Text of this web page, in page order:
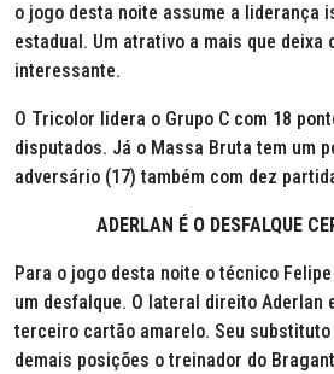
o jogo desta noite assume a liderança
estadual. Um atrativo a mais que deixa
interessante.
O Tricolor lidera o Grupo C com 18
disputados. Já o Massa Bruta tem um
adversário (17) também com dez
ADERLAN É O DESFALQUE
Para o jogo desta noite o técnico
um desfalque. O lateral direito Aderlan
terceiro cartão amarelo. Seu substituto
demais posições o treinador do